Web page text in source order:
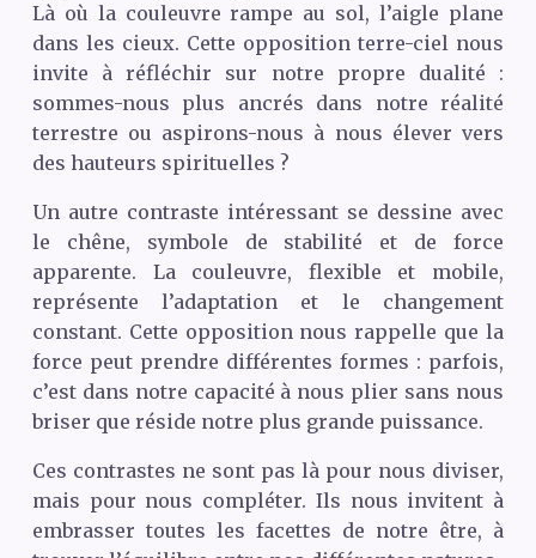
Là où la couleuvre rampe au sol, l’aigle plane
dans les cieux. Cette opposition terre-ciel nous
invite à réfléchir sur notre propre dualité :
sommes-nous plus ancrés dans notre réalité
terrestre ou aspirons-nous à nous élever vers
des hauteurs spirituelles ?
Un autre contraste intéressant se dessine avec
le chêne, symbole de stabilité et de force
apparente. La couleuvre, flexible et mobile,
représente l’adaptation et le changement
constant. Cette opposition nous rappelle que la
force peut prendre différentes formes : parfois,
c’est dans notre capacité à nous plier sans nous
briser que réside notre plus grande puissance.
Ces contrastes ne sont pas là pour nous diviser,
mais pour nous compléter. Ils nous invitent à
embrasser toutes les facettes de notre être, à